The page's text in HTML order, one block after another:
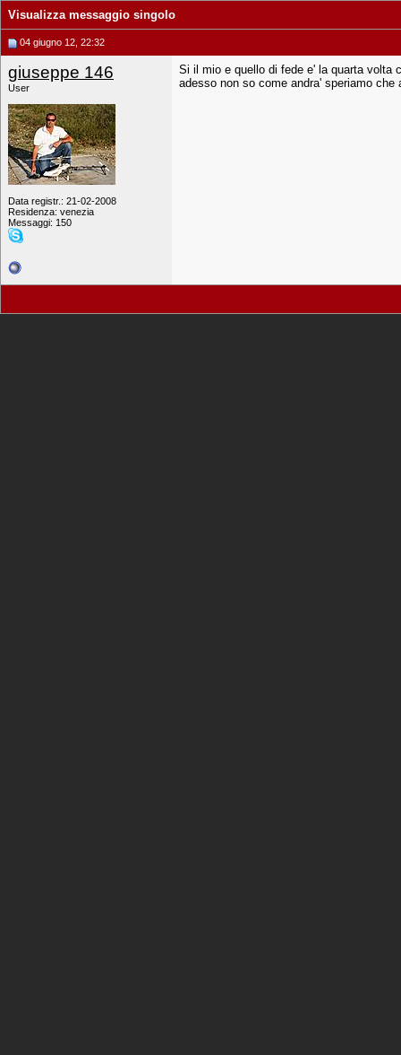
Visualizza messaggio singolo
04 giugno 12, 22:32
giuseppe 146
User
Data registr.: 21-02-2008
Residenza: venezia
Messaggi: 150
Si il mio e quello di fede e' la quarta volta
adesso non so come andra' speriamo